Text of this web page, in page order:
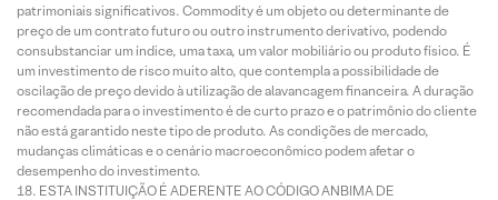
patrimoniais significativos. Commodity é um objeto ou determinante de
preço de um contrato futuro ou outro instrumento derivativo, podendo
consubstanciar um índice, uma taxa, um valor mobiliário ou produto físico. É
um investimento de risco muito alto, que contempla a possibilidade de
oscilação de preço devido à utilização de alavancagem financeira. A duração
recomendada para o investimento é de curto prazo e o patrimônio do cliente
não está garantido neste tipo de produto. As condições de mercado,
mudanças climáticas e o cenário macroeconômico podem afetar o
desempenho do investimento.
ESTA INSTITUIÇÃO É ADERENTE AO CÓDIGO ANBIMA DE